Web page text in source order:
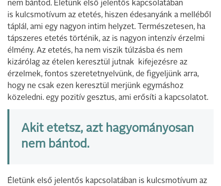
nem bántod. Életünk első jelentős kapcsolatában
is kulcsmotívum az etetés, hiszen édesanyánk a melléből
táplál, ami egy nagyon intim helyzet. Természetesen, ha
tápszeres etetés történik, az is nagyon intenzív érzelmi
élmény. Az etetés, ha nem viszik túlzásba és nem
kizárólag az ételen keresztül jutnak kifejezésre az
érzelmek, fontos szeretetnyelvünk, de figyeljünk arra,
hogy ne csak ezen keresztül merjünk egymáshoz
közeledni. egy pozitív gesztus, ami erősíti a kapcsolatot.
Akit etetsz, azt hagyományosan
nem bántod.
Életünk első jelentős kapcsolatában is kulcsmotívum az